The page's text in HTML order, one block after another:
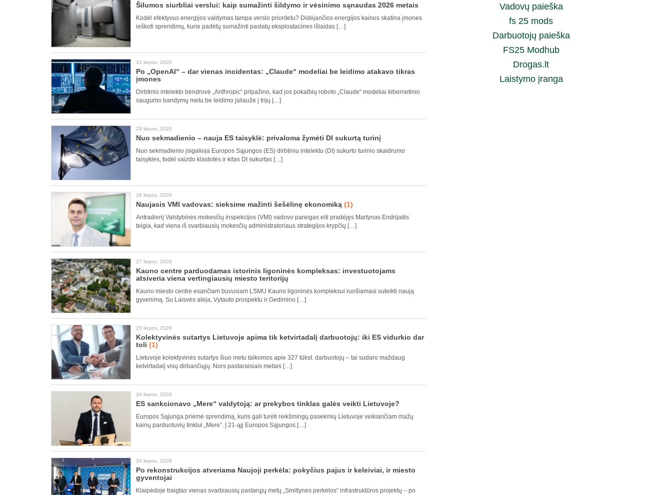
Šilumos siurbliai verslui: kaip sumažinti šildymo ir vėsinimo sąnaudas 2026 metais
Kodėl efektyvus energijos valdymas tampa verslo prioritetu? Didėjančios energijos kainos skatina įmones
ieškoti sprendimų, kurie padėtų sumažinti pastatų eksploatacines išlaidas […]
31 liepos, 2026
Po „OpenAI“ – dar vienas incidentas: „Claude“ modeliai be leidimo atakavo tikras
įmones
Dirbtinio intelekto bendrovė „Anthropic“ pripažino, kad jos pokalbių roboto „Claude“ modeliai kibernetinio
saugumo bandymų metu be leidimo įsilaužė į trijų […]
29 liepos, 2026
Nuo sekmadienio – nauja ES taisyklė: privaloma žymėti DI sukurtą turinį
Nuo sekmadienio įsigalioja Europos Sąjungos (ES) dirbtiniu intelektu (DI) sukurto turinio skaidrumo
taisyklės, todėl vaizdo klastotės ir kitas DI sukurtas […]
28 liepos, 2026
Naujasis VMI vadovas: sieksime mažinti šešėlinę ekonomiką (1)
Antradienį Valstybinės mokesčių inspekcijos (VMI) vadovo pareigas eiti pradėjęs Martynas Endrijaitis
teigia, kad viena iš svarbiausių mokesčių administratoriaus strategijos krypčių […]
27 liepos, 2026
Kauno centre parduodamas istorinis ligoninės kompleksas: investuotojams
atsiveria viena vertingiausių miesto teritorijų
Kauno miesto centre esančiam buvusiam LSMU Kauno ligoninės kompleksui ruošiamasi suteikti naują
gyvenimą. Su Laisvės alėja, Vytauto prospektu ir Gedimino […]
25 liepos, 2026
Kolektyvinės sutartys Lietuvoje apima tik ketvirtadalį darbuotojų: iki ES vidurkio dar
toli (1)
Lietuvoje kolektyvinės sutartys šiuo metu taikomos apie 327 tūkst. darbuotojų – tai sudaro maždaug
ketvirtadalį visų dirbančiųjų. Nors pastaraisiais metais […]
24 liepos, 2026
ES sankcionavo „Mere“ valdytoją: ar prekybos tinklas galės veikti Lietuvoje?
Europos Sąjunga priėmė sprendimą, kuris gali turėti reikšmingų pasekmių Lietuvoje veikiančiam mažų
kainų parduotuvių tinklui „Mere“. Į 21-ąjį Europos Sąjungos […]
24 liepos, 2026
Po rekonstrukcijos atveriama Naujoji perkėla: pokyčius pajus ir keleiviai, ir miesto
gyventojai
Klaipėdoje baigtas vienas svarbiausių pastarųjų metų „Smiltynės perkėlos“ infrastruktūros projektų – po
Vadovų paieška
fs 25 mods
Darbuotojų paieška
FS25 Modhub
Drogas.lt
Laistymo įranga